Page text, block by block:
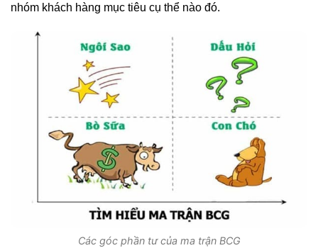
nhóm khách hàng mục tiêu cụ thể nào đó.
Các góc phần tư của ma trận BCG